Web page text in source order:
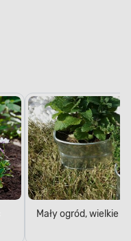
Mały ogród, wielkie